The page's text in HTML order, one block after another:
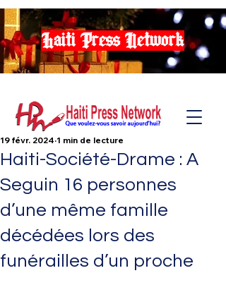
Haiti Press Network
Haiti-Société-Drame : A
Seguin 16 personnes
d’une même famille
décédées lors des
funérailles d’un proche
19 févr. 2024 1 min de lecture